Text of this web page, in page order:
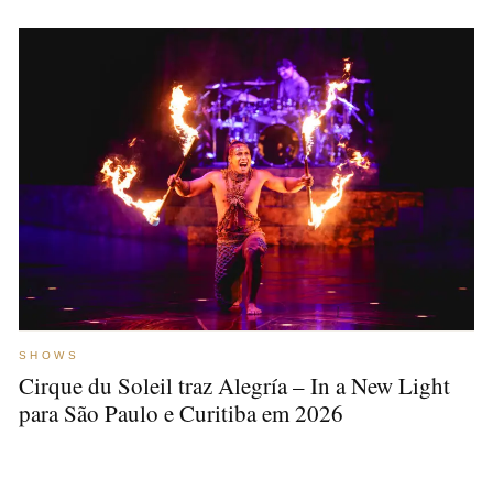
SHOWS
Cirque du Soleil traz Alegría – In a New Light
para São Paulo e Curitiba em 2026